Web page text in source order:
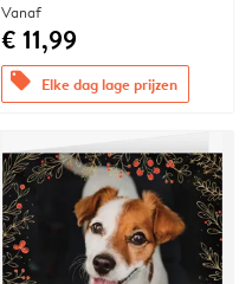
Vanaf
€ 11,99
offers Elke dag lage prijzen